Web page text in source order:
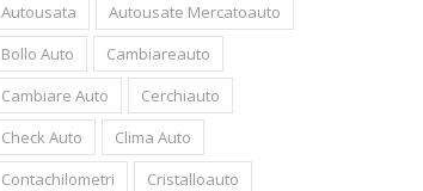
Autousata
Autousate Mercatoauto
Bollo Auto
Cambiareauto
Cambiare Auto
Cerchiauto
Check Auto
Clima Auto
Contachilometri
Cristalloauto